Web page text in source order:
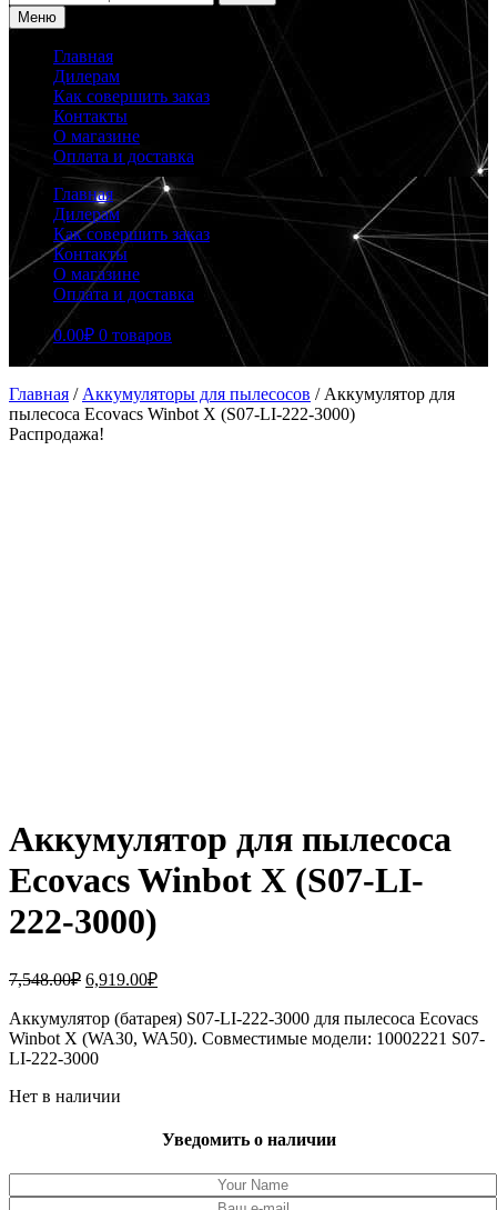
Меню
Главная
Дилерам
Как совершить заказ
Контакты
О магазине
Оплата и доставка
Главная
Дилерам
Как совершить заказ
Контакты
О магазине
Оплата и доставка
0.00₽ 0 товаров
Главная / Аккумуляторы для пылесосов / Аккумулятор для
пылесоса Ecovacs Winbot X (S07-LI-222-3000)
Распродажа!
Аккумулятор для пылесоса
Ecovacs Winbot X (S07-LI-
222-3000)
7,548.00₽ Первоначальная
составляла
7,548.00₽.
6,919.00₽Текущая
6,919.00₽.
Аккумулятор (батарея) S07-LI-222-3000 для пылесоса Ecovacs
Winbot X (WA30, WA50). Совместимые модели: 10002221 S07-
LI-222-3000
Нет в наличии
Уведомить о наличии